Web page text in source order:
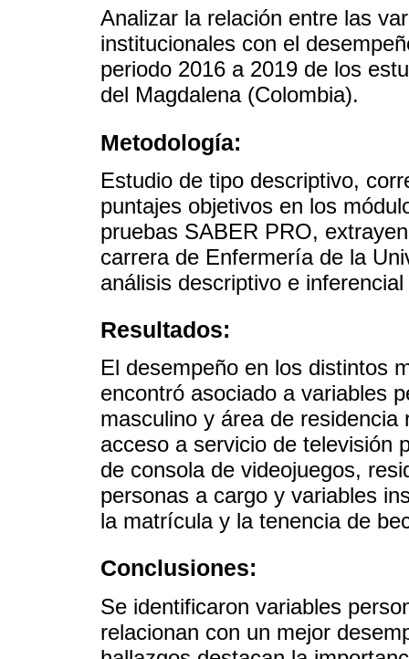
Analizar la relación entre las
institucionales con el
periodo 2016 a 2019 de los
del Magdalena (Colombia).
Metodología:
Estudio de tipo descriptivo,
puntajes objetivos en los
pruebas SABER PRO,
carrera de Enfermería de la
análisis descriptivo e
Resultados:
El desempeño en los distintos
encontró asociado a variables
masculino y área de
acceso a servicio de televisión
de consola de videojuegos,
personas a cargo y variables
la matrícula y la tenencia de
Conclusiones:
Se identificaron variables
relacionan con un mejor